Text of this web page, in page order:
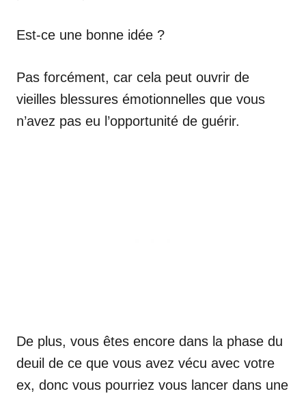
Est-ce une bonne idée ?
Pas forcément, car cela peut ouvrir de
vieilles blessures émotionnelles que vous
n’avez pas eu l’opportunité de guérir.
De plus, vous êtes encore dans la phase du
deuil de ce que vous avez vécu avec votre
ex, donc vous pourriez vous lancer dans une